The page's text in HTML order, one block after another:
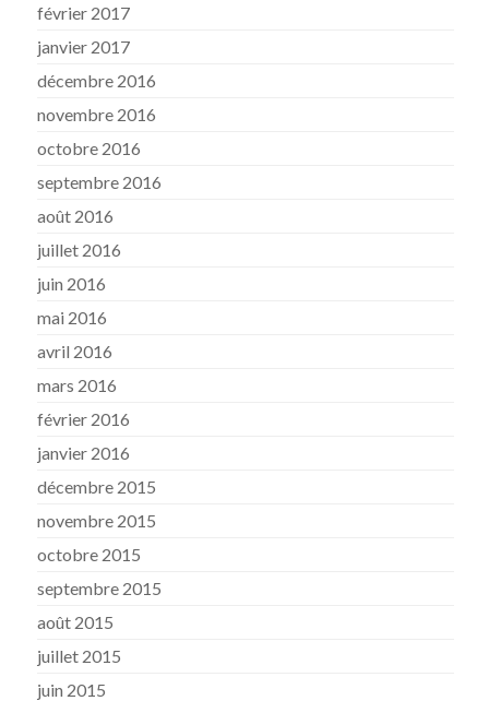
février 2017
janvier 2017
décembre 2016
novembre 2016
octobre 2016
septembre 2016
août 2016
juillet 2016
juin 2016
mai 2016
avril 2016
mars 2016
février 2016
janvier 2016
décembre 2015
novembre 2015
octobre 2015
septembre 2015
août 2015
juillet 2015
juin 2015